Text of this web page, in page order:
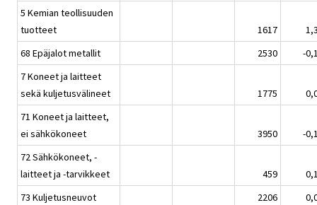
5 Kemian teollisuuden
tuotteet
1617
68 Epäjalot metallit
2530
-
7 Koneet ja laitteet
sekä kuljetusvälineet
1775
71 Koneet ja laitteet,
ei sähkökoneet
3950
-
72 Sähkökoneet, -
laitteet ja -tarvikkeet
459
73 Kuljetusneuvot
2206